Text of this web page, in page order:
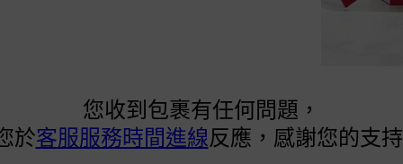
您收到包裹有任何問題，
於客服服務時間進線反應，感謝您的支